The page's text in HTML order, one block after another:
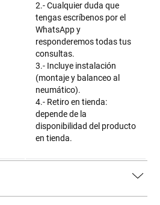
2.- Cualquier duda que
tengas escríbenos por el
WhatsApp y
responderemos todas tus
consultas.
3.- Incluye instalación
(montaje y balanceo al
neumático).
4.- Retiro en tienda:
depende de la
disponibilidad del producto
en tienda.